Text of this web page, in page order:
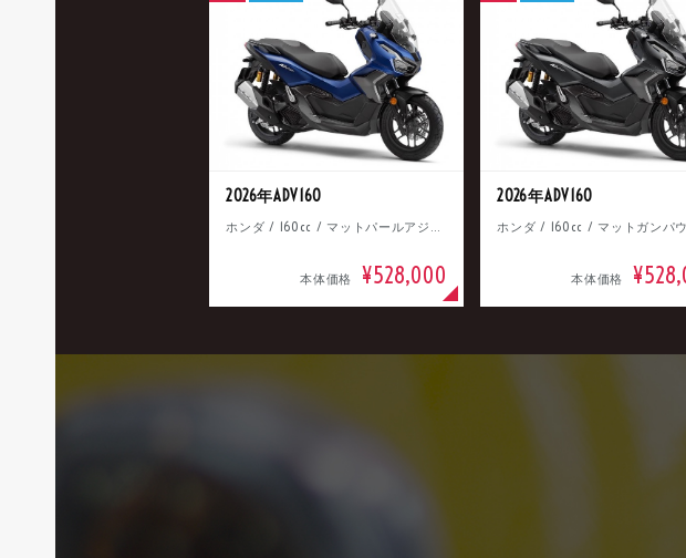
2026年ADV160
ホンダ / 160cc / マットパールアジャイルブルー
本体価格 ¥528,000
2026年ADV160
本体価格